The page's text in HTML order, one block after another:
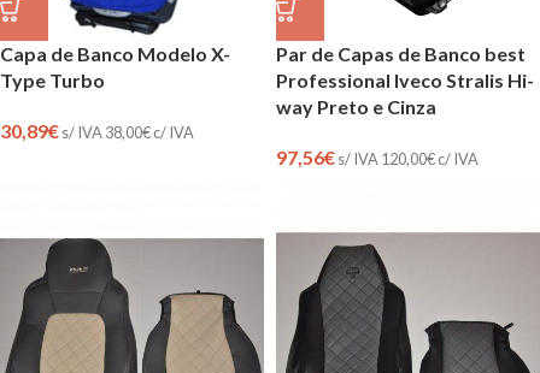
Capa de Banco Modelo X-
Type Turbo
30,89€s/ IVA 38,00€c/ IVA
Par de Capas de Banco best
Professional Iveco Stralis Hi-
way Preto e Cinza
97,56€s/ IVA 120,00€c/ IVA